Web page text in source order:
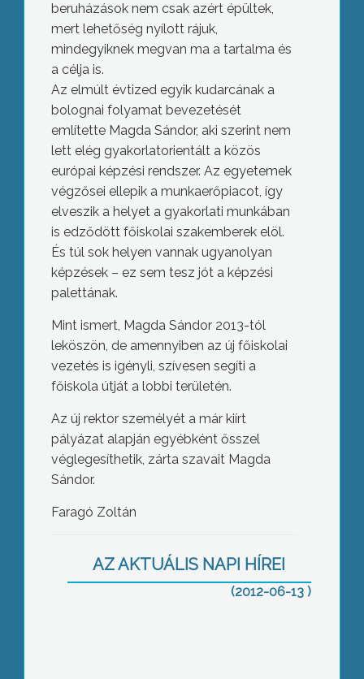
beruházások nem csak azért épültek,
mert lehetőség nyílott rájuk,
mindegyiknek megvan ma a tartalma és
a célja is.
Az elmúlt évtized egyik kudarcának a
bolognai folyamat bevezetését
említette Magda Sándor, aki szerint nem
lett elég gyakorlatorientált a közös
európai képzési rendszer. Az egyetemek
végzősei ellepik a munkaerőpiacot, így
elveszik a helyet a gyakorlati munkában
is edződött főiskolai szakemberek elöl.
És túl sok helyen vannak ugyanolyan
képzések – ez sem tesz jót a képzési
palettának.
Mint ismert, Magda Sándor 2013-tól
leköszön, de amennyiben az új főiskolai
vezetés is igényli, szívesen segíti a
főiskola útját a lobbi területén.
Az új rektor személyét a már kiírt
pályázat alapján egyébként ősszel
véglegesíthetik, zárta szavait Magda
Sándor.
Faragó Zoltán
AZ AKTUÁLIS NAPI HÍREI
(2012-06-13 )
Az új köznevelési törvény miatt kellett
Aktuálisnak Gyöngyös polgármestere